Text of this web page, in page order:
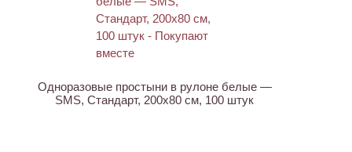
Одноразовые простыни в рулоне белые —
SMS, Стандарт, 200х80 см, 100 штук